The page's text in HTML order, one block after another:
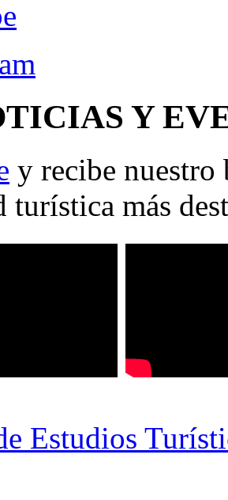
Y
y recibe nuestro
turística más
Estudios